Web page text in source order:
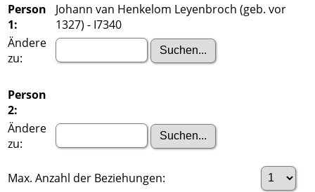
Person
1:
Johann van Henkelom Leyenbroch (geb. vor
1327) - I7340
Ändere
zu:
Person
2:
Ändere
zu:
Max. Anzahl der Beziehungen: